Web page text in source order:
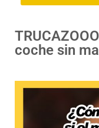
coche sin